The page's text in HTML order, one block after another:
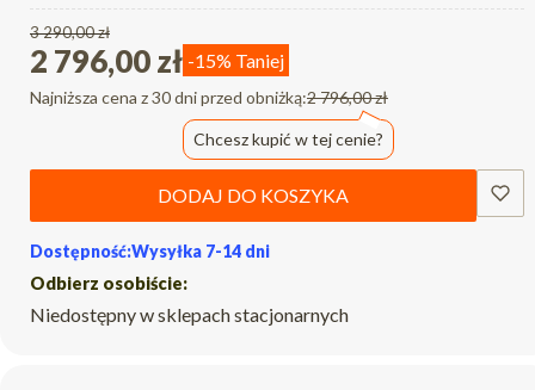
3 290,00 zł
2 796,00 zł -15% Taniej
Najniższa cena z 30 dni przed obniżką:2 796,00 zł
Chcesz kupić w tej cenie?
DODAJ DO KOSZYKA
Dostępność:Wysyłka 7-14 dni
Odbierz osobiście:
Niedostępny w sklepach stacjonarnych